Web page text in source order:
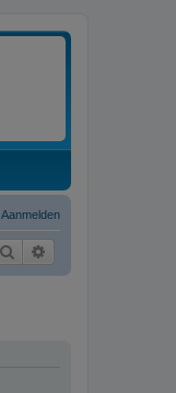
Aanmelden
Zoek